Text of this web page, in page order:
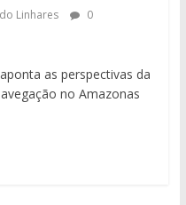
Linhares
0
as perspectivas da
no Amazonas